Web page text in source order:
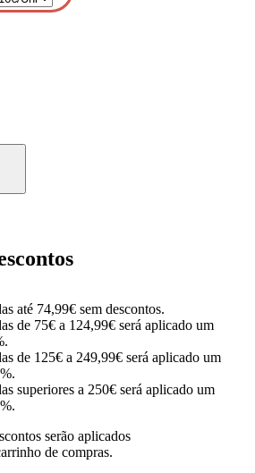
até 74,99€ sem descontos.
de 75€ a 124,99€ será aplicado um
de 125€ a 249,99€ será aplicado um
superiores a 250€ será aplicado um
serão aplicados
de compras.